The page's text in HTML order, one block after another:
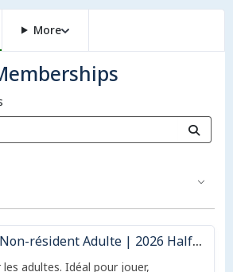
More
Mi-Saison 2026 Non-résident Adulte | 2026 Half-Season Non-resident Adult
adultes. Idéal pour jouer,